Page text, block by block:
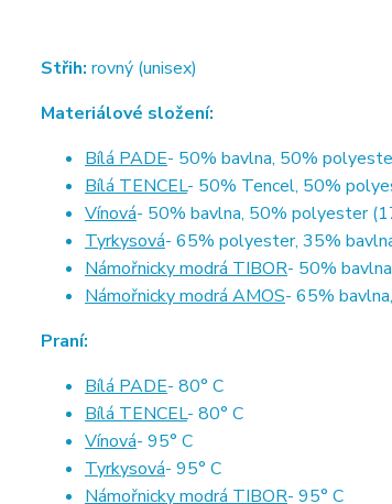
Střih: rovný (unisex)
Materiálové složení:
Bílá PADE- 50% bavlna, 50%
Bílá TENCEL- 50% Tencel, 50%
Vínová- 50% bavlna, 50% polyester
Tyrkysová- 65% polyester, 35%
Námořnicky modrá TIBOR- 50%
Námořnicky modrá AMOS- 65%
Praní:
Bílá PADE- 80° C
Bílá TENCEL- 80° C
Vínová- 95° C
Tyrkysová- 95° C
Námořnicky modrá TIBOR- 95° C